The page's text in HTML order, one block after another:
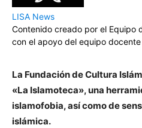
LISA News
Contenido creado por el Equipo
con el apoyo del equipo
La Fundación de Cultura
«La Islamoteca», una
islamofobia, así como de
islámica.